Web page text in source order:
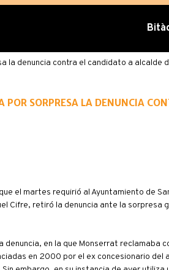
la denuncia contra el candidato a alcalde
sorpresa la denuncia
el martes requirió al Ayuntamiento de
Cifre, retiró la denuncia ante la sorpresa
denuncia, en la que Monserrat reclamaba
en 2000 por el ex concesionario del